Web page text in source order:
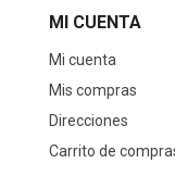
MI CUENTA
Mi cuenta
Mis compras
Direcciones
Carrito de